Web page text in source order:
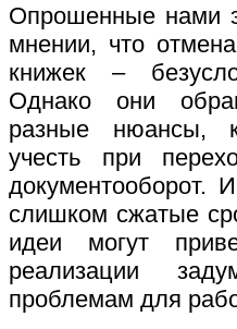
Опрошенные нами
мнении, что
книжек –
Однако они
разные нюансы,
учесть при
документооборот.
слишком сжатые
идеи могут
реализации
проблемам для